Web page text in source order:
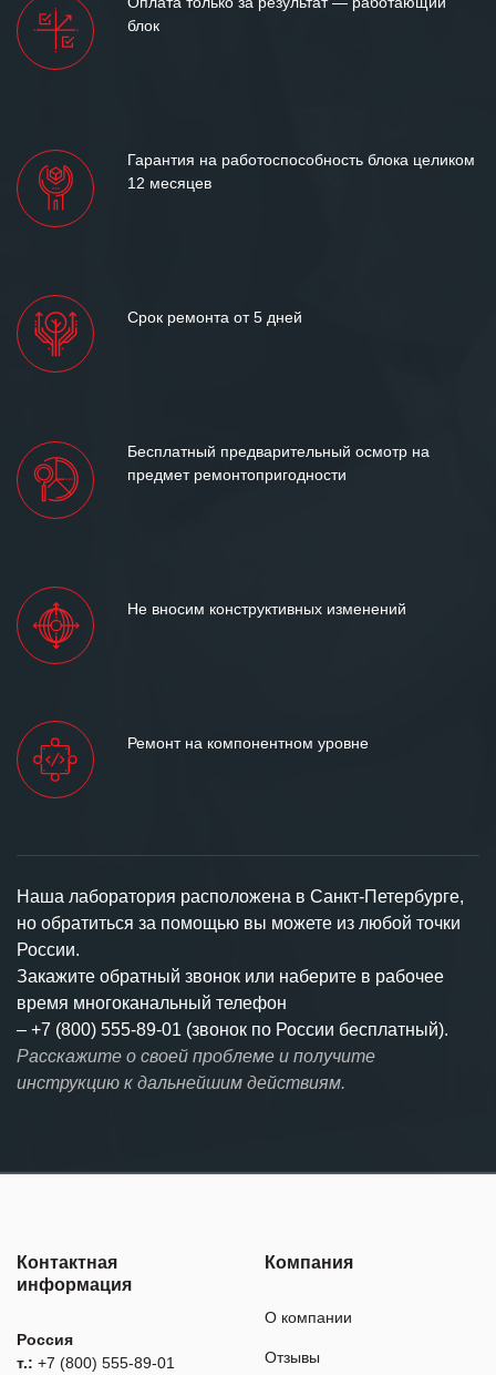
между нашими компаниями открытые
блок
Гарантия на работоспособность блока целиком
12 месяцев
Срок ремонта от 5 дней
Бесплатный предварительный осмотр на
предмет ремонтопригодности
Не вносим конструктивных изменений
Ремонт на компонентном уровне
Наша лаборатория расположена в Санкт-Петербурге,
но обратиться за помощью вы можете из любой точки
России.
Закажите обратный звонок или наберите в рабочее
время многоканальный телефон
– +7 (800) 555-89-01 (звонок по России бесплатный).
Расскажите о своей проблеме и получите
инструкцию к дальнейшим действиям.
Контактная
информация
Россия
т.: +7 (800) 555-89-01
Компания
О компании
Отзывы